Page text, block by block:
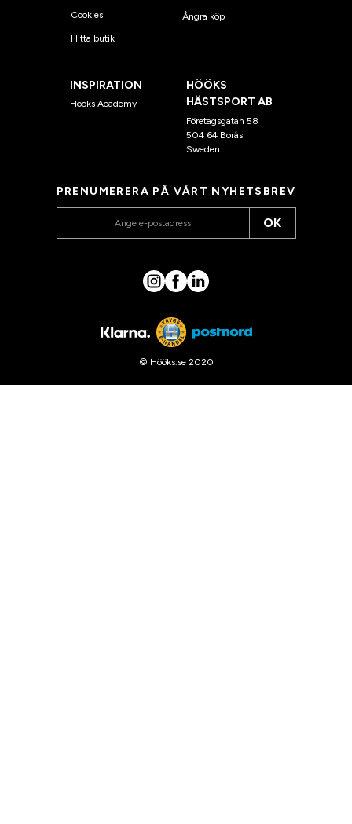
Cookies
Hitta butik
Ångra köp
INSPIRATION
Hööks Academy
HÖÖKS
HÄSTSPORT AB
Företagsgatan 58
504 64 Borås
Sweden
PRENUMERERA PÅ VÅRT NYHETSBREV
OK
© Hööks.se 2020